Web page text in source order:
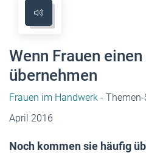
Wenn Frauen
übernehmen
Frauen im Handwerk -
April 2016
Noch kommen sie häufig